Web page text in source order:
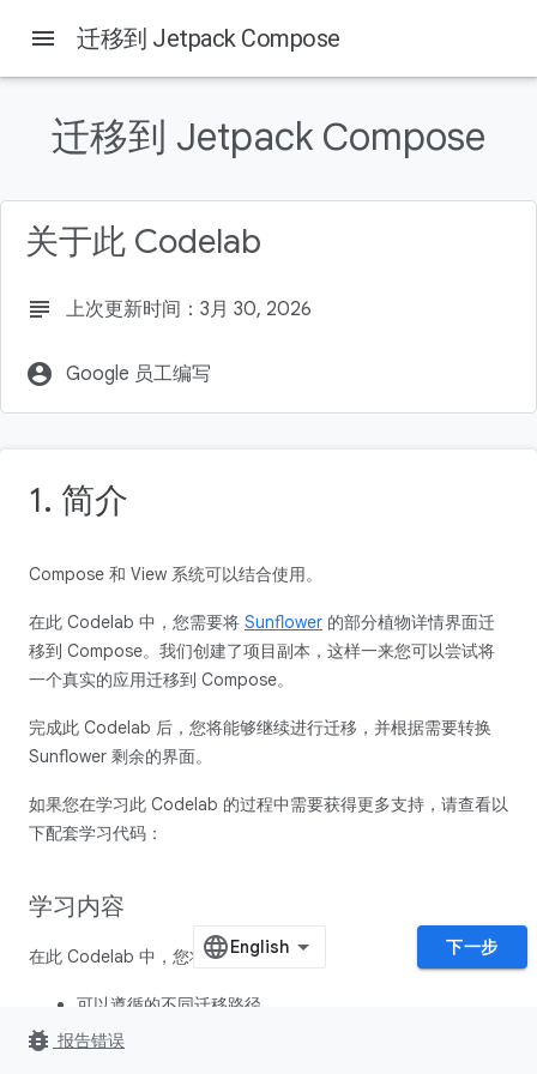
1. 简介
学习内容
所需条件
2. 迁移策略
menu 迁移到 Jetpack Compose
迁移到 Jetpack Compose
关于此 Codelab
subject 上次更新时间：3月 30, 2026
account_circle Google 员工编写
1. 简介
Compose 和 View 系统可以结合使用。
在此 Codelab 中，您需要将 Sunflower 的部分植物详情界面迁
移到 Compose。我们创建了项目副本，这样一来您可以尝试将
一个真实的应用迁移到 Compose。
完成此 Codelab 后，您将能够继续进行迁移，并根据需要转换
Sunflower 剩余的界面。
如果您在学习此 Codelab 的过程中需要获得更多支持，请查看以
下配套学习代码：
学习内容
在此 Codelab 中，您将学习：
可以遵循的不同迁移路径
如何逐步将应用迁移到 Compose
下一步
bug_report 报告错误